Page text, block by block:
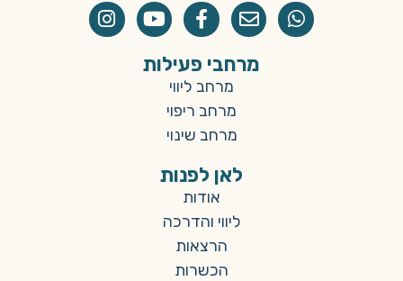
לאן לפנות
אודות
ליווי והדרכה
הרצאות
הכשרות
מרחבי פעילות
מרחב ליווי
מרחב ריפוי
מרחב שינוי